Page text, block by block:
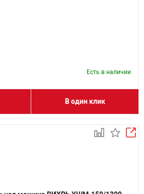
Есть в наличии
В один клик